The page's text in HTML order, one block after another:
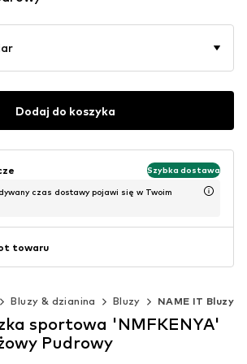
Dodaj do koszyka
Szybka dostawa
czas dostawy pojawi się w Twoim
towaru
Bluzy & dzianina Bluzy NAME IT Bluzy
sportowa 'NMFKENYA'
Pudrowy